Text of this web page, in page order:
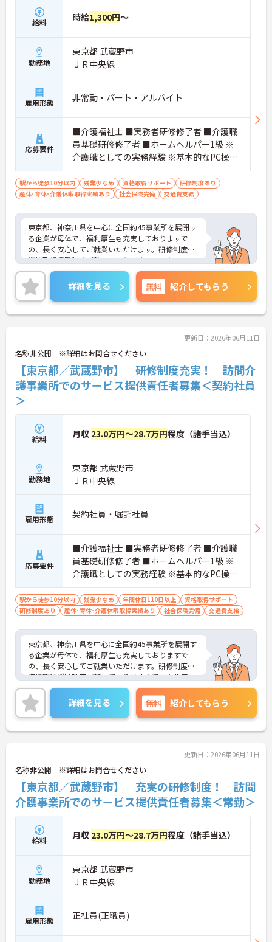
給料 時給1,300円～
勤務地
東京都 武蔵野市
ＪＲ中央線
雇用形態 非常勤・パート・アルバイト
応募要件
■介護福祉士 ■実務者研修修了者 ■介護職
員基礎研修修了者 ■ホームヘルパー1級 ※
介護職としての実務経験 ※基本的なPC操作
ができる方 ※地域によっては、普通自動車
運転免許(AT限定可)が必要となる場合があ
ります。
駅から徒歩10分以内 残業少なめ 資格取得サポート
研修制度あり
産休･育休･介護休暇取得実績あり
社会保険完備 交通費支給
東京都、神奈川県を中心に全国約45事業所を展開す
る企業が母体で、福利厚生も充実しておりますで
の、長く安心してご就業いただけます。研修制度や
資格取得奨励制度が整っておりますのでスキルアッ
プも目指せる環境です。
ご興味のある方は是非お気軽にお問い合わせ下さ
い。
詳細を見る 無料 紹介してもらう
更新日：2026年06月11日
名称非公開 ※詳細はお問合せください
【東京都／武蔵野市】 研修制度充実！ 訪問介
護事業所でのサービス提供責任者募集＜契約社員
＞
給料 月収 23.0万円～28.7万円程度（諸手当込）
勤務地
東京都 武蔵野市
ＪＲ中央線
雇用形態 契約社員・嘱託社員
応募要件
■介護福祉士 ■実務者研修修了者 ■介護職
員基礎研修修了者 ■ホームヘルパー1級 ※
介護職としての実務経験 ※基本的なPC操作
ができる方 ※地域によっては、普通自動車
運転免許(AT限定可)が必要となる場合があ
ります。
駅から徒歩10分以内 残業少なめ 年間休日110日以上
資格取得サポート
研修制度あり
産休･育休･介護休暇取得実績あり 社会保険完備 交通費支給
東京都、神奈川県を中心に全国約45事業所を展開す
る企業が母体で、福利厚生も充実しておりますで
の、長く安心してご就業いただけます。研修制度や
資格取得奨励制度が整っておりますのでスキルアッ
プも目指せる環境です。
ご興味のある方は是非お気軽にお問い合わせ下さ
い。
詳細を見る 無料 紹介してもらう
更新日：2026年06月11日
名称非公開 ※詳細はお問合せください
【東京都／武蔵野市】 充実の研修制度！ 訪問
介護事業所でのサービス提供責任者募集＜常勤＞
給料 月収 23.0万円～28.7万円程度（諸手当込）
勤務地
東京都 武蔵野市
ＪＲ中央線
雇用形態 正社員(正職員)